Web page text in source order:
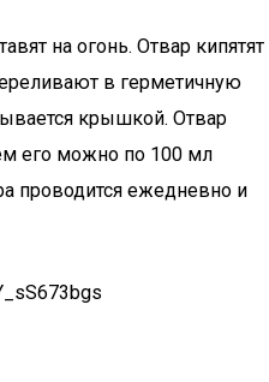
на огонь. Отвар кипятят
в герметичную
крышкой. Отвар
его можно по 100 мл
проводится ежедневно и